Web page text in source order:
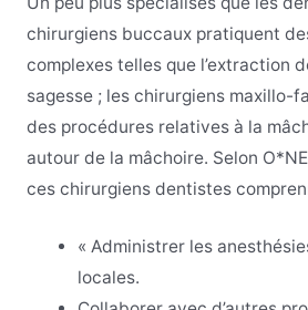
chirurgiens buccaux pratiquent
complexes telles que l’extraction
sagesse ; les chirurgiens maxillo-
des procédures relatives à la
autour de la mâchoire. Selon
ces chirurgiens dentistes
« Administrer les
locales.